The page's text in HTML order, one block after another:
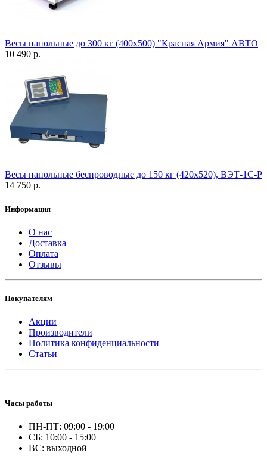
Весы напольные до 300 кг (400х500) "Красная Армия" АВТО
10 490 р.
Весы напольные беспроводные до 150 кг (420х520), ВЭТ-1С-Р
14 750 р.
Информация
О нас
Доставка
Оплата
Отзывы
Покупателям
Акции
Производители
Политика конфиденциальности
Статьи
Часы работы
ПН-ПТ: 09:00 - 19:00
СБ: 10:00 - 15:00
ВС: выходной